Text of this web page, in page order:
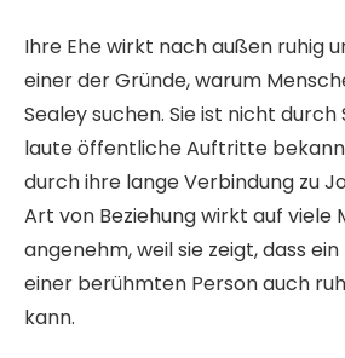
Ihre Ehe wirkt nach außen ruhig
einer der Gründe, warum
Sealey suchen. Sie ist nicht
laute öffentliche Auftritte
durch ihre lange Verbindung zu
Art von Beziehung wirkt auf viele
angenehm, weil sie zeigt, dass
einer berühmten Person auch
kann.